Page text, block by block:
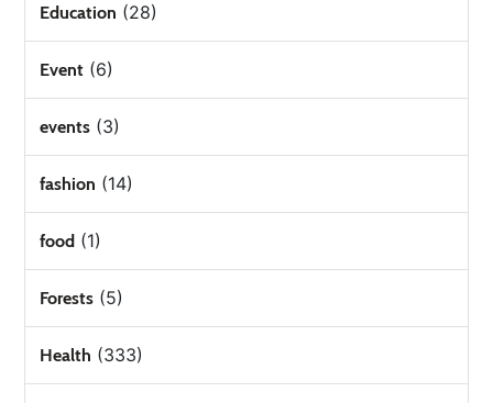
Education (28)
Event (6)
events (3)
fashion (14)
food (1)
Forests (5)
Health (333)